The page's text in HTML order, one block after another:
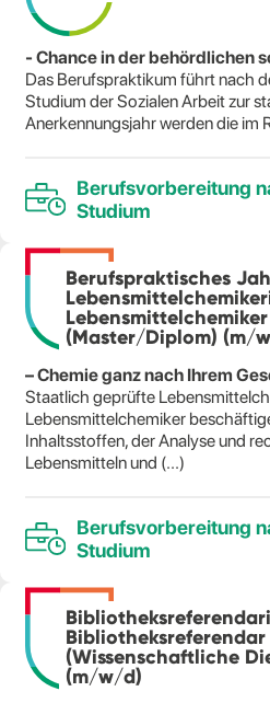
- Chance in der behördlichen
Das Berufspraktikum führt nach
Studium der Sozialen Arbeit zur
Anerkennungsjahr werden die im
Berufsvorbereitung
Studium
Berufspraktisches
Lebensmittelchemiker
(Master/Diplom) (m/
– Chemie ganz nach Ihrem
Staatlich geprüfte
Lebensmittelchemiker
Inhaltsstoffen, der Analyse und
Lebensmitteln und (...)
Berufsvorbereitung
Studium
Bibliotheksreferendar
(Wissenschaftliche
(m/w/d)